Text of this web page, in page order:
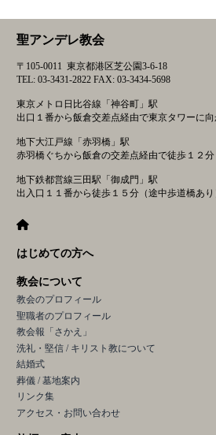
聖アンデレ教会
〒105-0011 東京都港区芝公園3-6-18
TEL: 03-3431-2822 FAX: 03-3434-5698
東京メトロ日比谷線「神谷町」駅
出口１番から飯倉交差点経由で東京タワーに
地下大江戸線「赤羽橋」駅
赤羽橋ぐちから飯倉の交差点経由で徒歩１２分
地下鉄都営線三田駅「御成門」駅
出入口１１番から徒歩１５分（途中歩道橋あり
はじめての方へ
教会について
教会のプロフィール
聖職者のプロフィール
教会報「さかえ」
洗礼・堅信 / キリスト教について
結婚式
葬儀 / 墓地案内
リンク集
アクセス・お問い合わせ